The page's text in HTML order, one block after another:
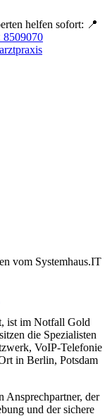
helfen sofort: 📍
8509070
vom Systemhaus.IT
ist im Notfall Gold
die Spezialisten
VoIP-Telefonie
in Berlin, Potsdam
Ansprechpartner, der
und der sichere